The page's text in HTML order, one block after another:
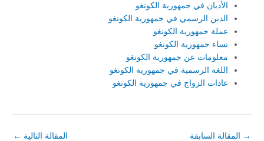
الأديان في جمهورية الكونغو
الدين الرسمي في جمهورية الكونغو
عملة جمهورية الكونغو
نساء جمهورية الكونغو
معلومات عن جمهورية الكونغو
اللغة الرسمية في جمهورية الكونغو
عادات الزواج في جمهورية الكونغو
→ المقالة السابقة المقالة التالية ←